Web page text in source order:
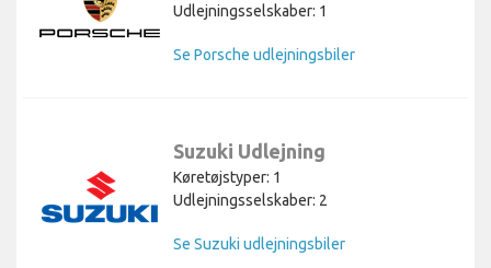
Udlejningsselskaber: 1
Se Porsche udlejningsbiler
Suzuki Udlejning
Køretøjstyper: 1
Udlejningsselskaber: 2
Se Suzuki udlejningsbiler